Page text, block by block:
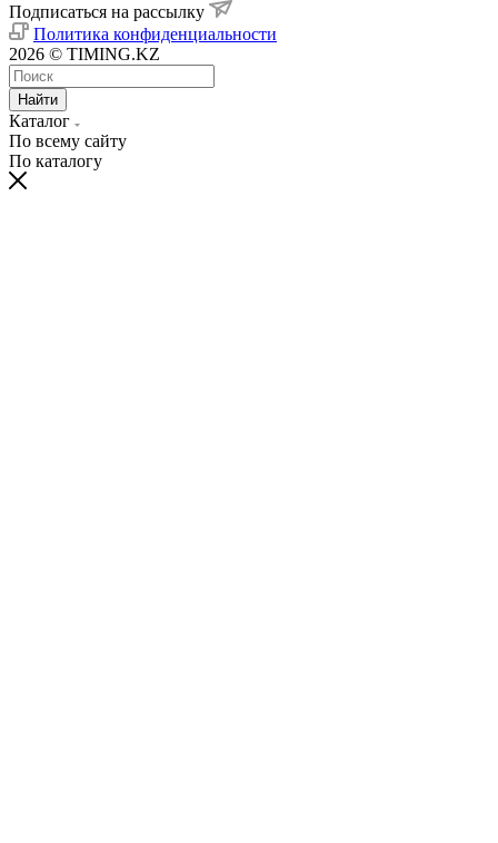
Подписаться на рассылку
Политика конфиденциальности
2026 © TIMING.KZ
Найти
Каталог
По всему сайту
По каталогу